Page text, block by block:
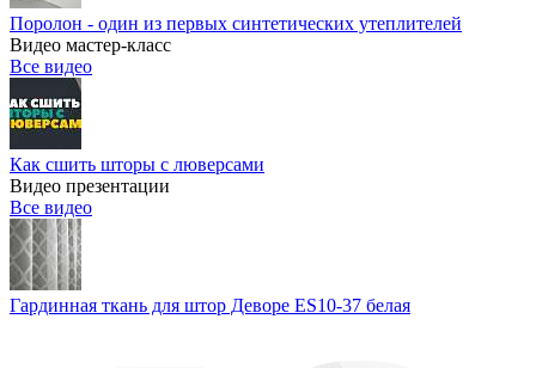
Поролон - один из первых синтетических утеплителей
Видео мастер-класс
Все видео
Как сшить шторы с люверсами
Видео презентации
Все видео
Гардинная ткань для штор Деворе ES10-37 белая